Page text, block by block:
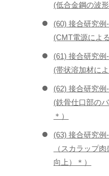
(低合金鋼の波
(60) 接合研究例
(CMT電源によ
(61) 接合研究例
(帯状溶加材に
(62) 接合研究例
(鉄骨仕口部の
＊）
(63) 接合研究例
（スカラップ
向上）＊）